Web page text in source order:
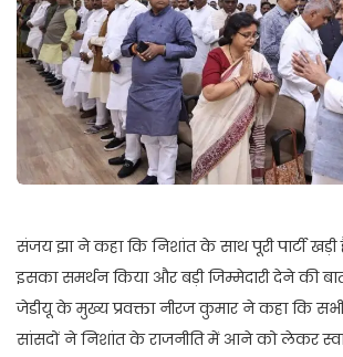
संजय झा ने कहा कि निशांत के साथ पूरी पार्टी
इसका समर्थन किया और बड़ी जिम्मेदारी देने की
जेडीयू के मुख्य प्रवक्ता नीरज कुमार ने कहा कि
सांसदों ने निशांत के राजनीति में आने को लेकर